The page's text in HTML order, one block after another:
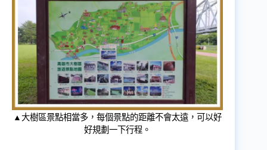
▲大樹區景點相當多，每個景點的距離不會太遠，可以好
好規劃一下行程。